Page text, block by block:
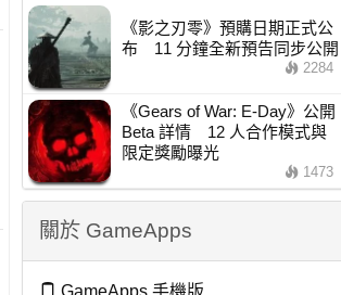
《影之刃零》預購日期正式公
布 11 分鐘全新預告同步公開
2284
《Gears of War: E-Day》公開
Beta 詳情 12 人合作模式與
限定獎勵曝光
1473
關於 GameApps
GameApps 手機版